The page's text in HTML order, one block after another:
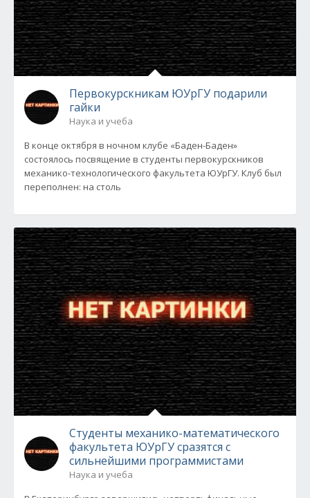
Первокурскникам ЮУрГУ подарили
гайки
Наука и учеба
В конце октября в ночном клубе «Баден-Баден»
состоялось посвящение в студенты первокурскников
механико-технологического факультета ЮУрГУ. Клуб был
переполнен: на столь
Студенты механико-математического
факультета ЮУрГУ сразятся с
сильнейшими программистами
Наука и учеба